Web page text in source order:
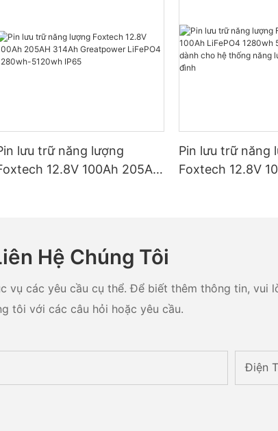
lưu trữ năng lượng
12.8V 100Ah 205AH
Pin lưu trữ năng
Foxtech 12.8V
Hệ Chúng Tôi
vụ các yêu cầu cụ thể. Để biết thêm thông tin,
tôi với các câu hỏi hoặc yêu cầu.
Điện